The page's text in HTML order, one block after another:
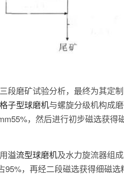
段磨矿试验分析，最终为其定
格子型球磨机与螺旋分级机构成
，然后进行初步磁选获得
溢流型球磨机及水力旋流器组
，再经二段磁选获得细磁选